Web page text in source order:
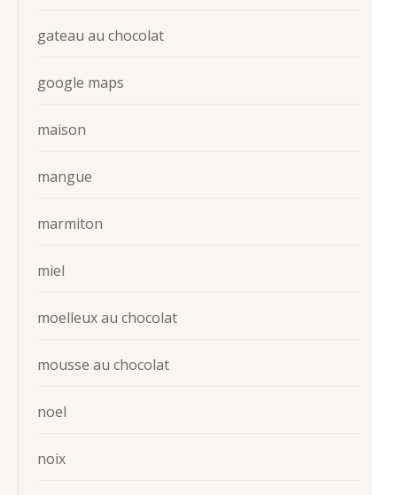
gateau au chocolat
google maps
maison
mangue
marmiton
miel
moelleux au chocolat
mousse au chocolat
noel
noix